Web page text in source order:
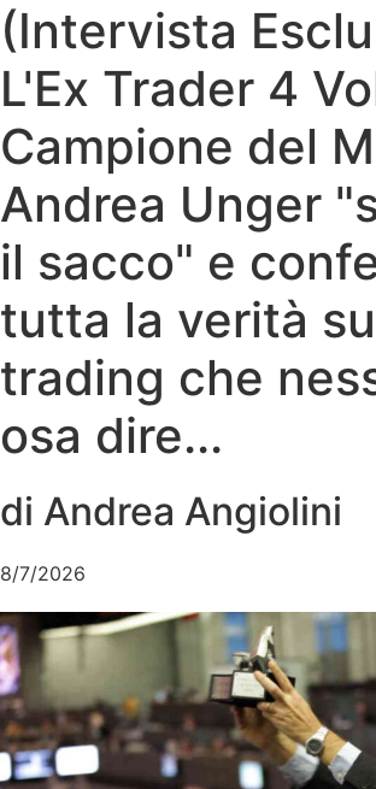
(Intervista
L'Ex Trader 4
Campione del
Andrea Unger
il sacco" e
tutta la verità
trading che
osa dire...
di Andrea Angiolini
8/7/2026